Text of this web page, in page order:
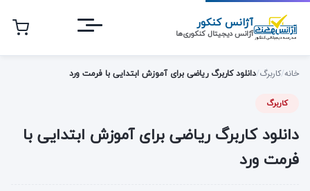
پرش
محتوای
اصلی
آژانس کنکور
آژانس دیجیتال کنکوری‌ها
خانه/کاربرگ/دانلود کاربرگ ریاضی برای آموزش ابتدایی با فرمت ورد
کاربرگ
دانلود کاربرگ ریاضی برای آموزش ابتدایی با
فرمت ورد